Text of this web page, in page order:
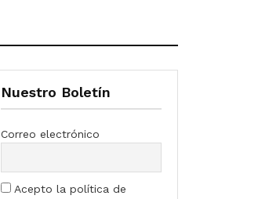
Nuestro Boletín
Correo electrónico
Acepto la política de